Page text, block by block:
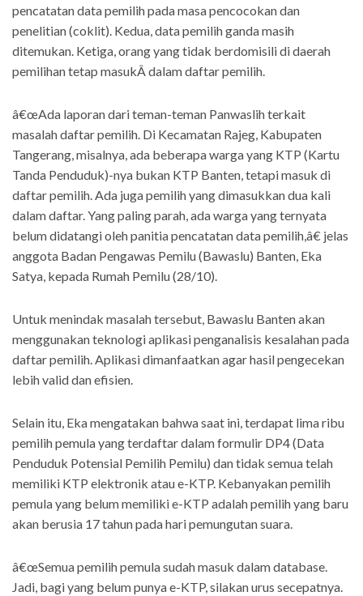
pencatatan data pemilih pada masa pencocokan dan
penelitian (coklit). Kedua, data pemilih ganda masih
ditemukan. Ketiga, orang yang tidak berdomisili di daerah
pemilihan tetap masukÂ dalam daftar pemilih.
â€œAda laporan dari teman-teman Panwaslih terkait
masalah daftar pemilih. Di Kecamatan Rajeg, Kabupaten
Tangerang, misalnya, ada beberapa warga yang KTP (Kartu
Tanda Penduduk)-nya bukan KTP Banten, tetapi masuk di
daftar pemilih. Ada juga pemilih yang dimasukkan dua kali
dalam daftar. Yang paling parah, ada warga yang ternyata
belum didatangi oleh panitia pencatatan data pemilih,â€ jelas
anggota Badan Pengawas Pemilu (Bawaslu) Banten, Eka
Satya, kepada Rumah Pemilu (28/10).
Untuk menindak masalah tersebut, Bawaslu Banten akan
menggunakan teknologi aplikasi penganalisis kesalahan pada
daftar pemilih. Aplikasi dimanfaatkan agar hasil pengecekan
lebih valid dan efisien.
Selain itu, Eka mengatakan bahwa saat ini, terdapat lima ribu
pemilih pemula yang terdaftar dalam formulir DP4 (Data
Penduduk Potensial Pemilih Pemilu) dan tidak semua telah
memiliki KTP elektronik atau e-KTP. Kebanyakan pemilih
pemula yang belum memiliki e-KTP adalah pemilih yang baru
akan berusia 17 tahun pada hari pemungutan suara.
â€œSemua pemilih pemula sudah masuk dalam database.
Jadi, bagi yang belum punya e-KTP, silakan urus secepatnya.